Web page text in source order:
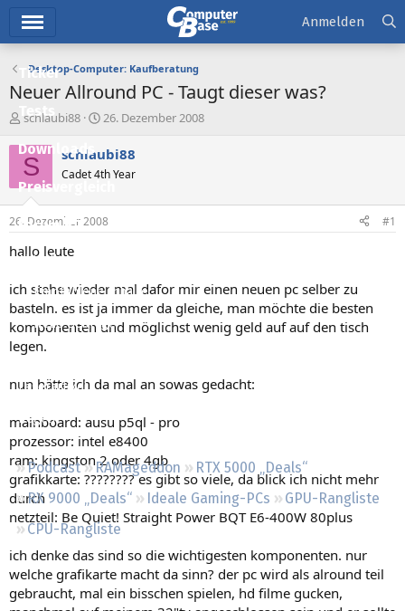
Ticker
Tests
Downloads
Preisvergleich
Forum
Aktuelles
Empfohlene Inhalte
Neue Beiträge
Neueste Aktivitäten
Leserartikel
Regeln
Podcast RAMageddon
RTX 5000 „Deals“
RX 9000 „Deals“
Ideale Gaming-PCs
GPU-Rangliste
CPU-Rangliste
Anmelden
Desktop-Computer: Kaufberatung
Neuer Allround PC - Taugt dieser was?
E
s
t
e
e
r
schlaubi88
E
s
t
e
l
t
26. Dezember 2008
S schlaubi88
Cadet 4th Year
26. Dezember 2008 #1
hallo leute
ich stehe wieder mal dafor mir einen neuen pc selber zu
basteln. es ist ja immer da gleiche, man möchte die besten
komponenten und möglichst wenig geld auf auf den tisch
legen.
nun hätte ich da mal an sowas gedacht:
mainboard: ausu p5ql - pro
prozessor: intel e8400
ram: kingston 2 oder 4gb
grafikkarte: ???????? es gibt so viele, da blick ich nicht mehr
durch
netzteil: Be Quiet! Straight Power BQT E6-400W 80plus
ich denke das sind so die wichtigesten komponenten. nur
welche grafikarte macht da sinn? der pc wird als alround teil
gebraucht, mal ein bisschen spielen, hd filme gucken,